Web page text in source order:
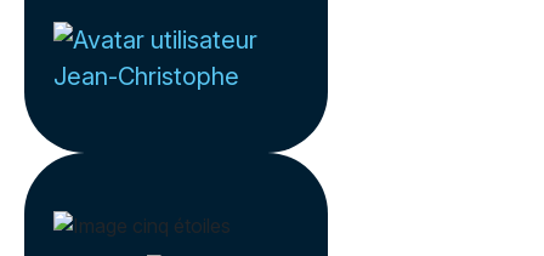
Jean-Christophe